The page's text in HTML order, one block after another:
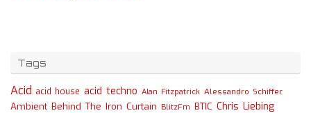
Tags
Acid acid house acid techno Alan Fitzpatrick Alessandro Schiffer
Ambient Behind The Iron Curtain BlitzFm BTIC Chris Liebing